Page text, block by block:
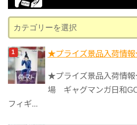
ブ
テ
ゴ
リ
ー
★プライズ景品入荷情
★プライズ景品入荷情
場 ギャグマンガ日和
フィギ...